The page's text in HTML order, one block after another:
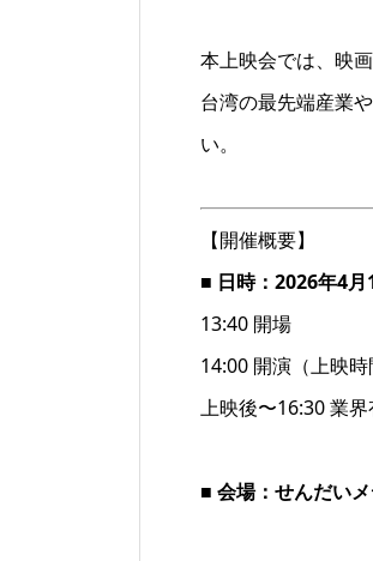
本上映会では、映
台湾の最先端産業
い。
【開催概要】
■ 日時：2026年4月
13:40 開場
14:00 開演（上映時
上映後〜16:30 業
■ 会場：せんだい